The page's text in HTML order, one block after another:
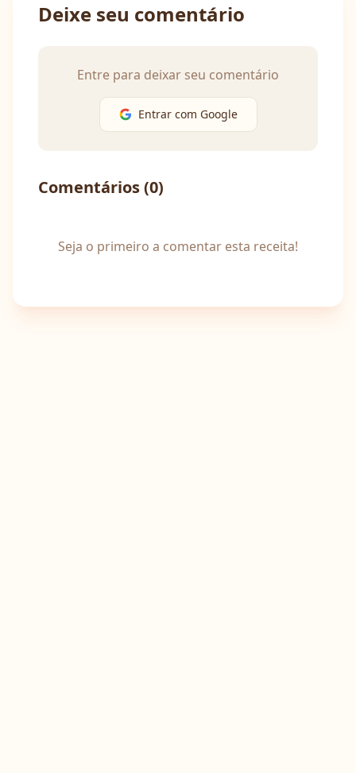
Deixe seu comentário
Entre para deixar seu comentário
Entrar com Google
Comentários (0)
Seja o primeiro a comentar esta receita!